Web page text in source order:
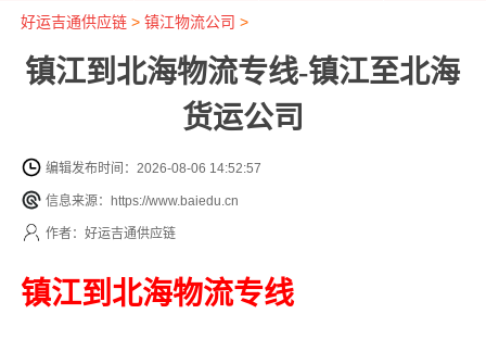
好运吉通供应链> 镇江物流公司 >
镇江到北海物流专线-镇江至北海
货运公司
编辑发布时间：2026-08-06 14:52:57
信息来源：https://www.baiedu.cn
作者：好运吉通供应链
镇江到北海物流专线